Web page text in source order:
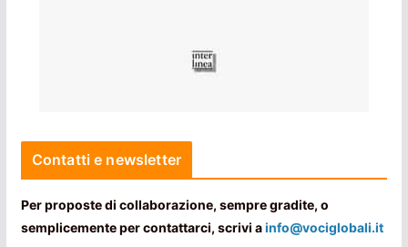
Contatti e newsletter
Per proposte di collaborazione, sempre gradite, o
semplicemente per contattarci, scrivi ainfo@vociglobali.it